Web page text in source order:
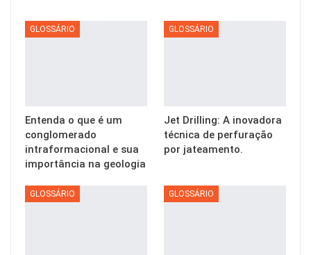
GLOSSÁRIO
Entenda o que é um
conglomerado
intraformacional e sua
importância na geologia
GLOSSÁRIO
Jet Drilling: A inovadora
técnica de perfuração
por jateamento.
GLOSSÁRIO GLOSSÁRIO